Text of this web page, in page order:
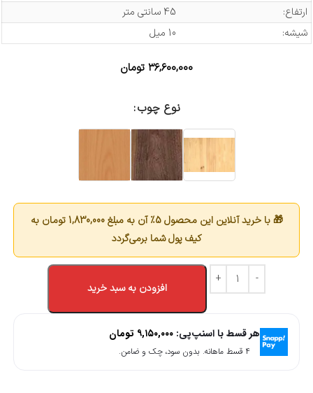
ارتفاع:
45 سانتی متر
شیشه:
10 میل
۳۶,۶۰۰,۰۰۰ تومان
نوع چوب
🎁 با خرید آنلاین این محصول 5٪ آن به مبلغ 1,830,000تومان به
کیف پول شما برمی‌گردد
افزودن به سبد خرید
هر قسط با اسنپ‌پی: ۹,۱۵۰,۰۰۰ تومان
۴ قسط ماهانه. بدون سود، چک و ضامن.